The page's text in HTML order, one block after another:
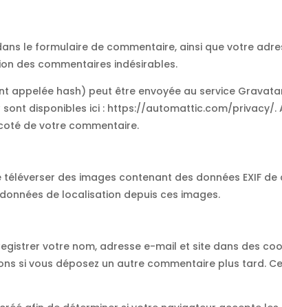
le formulaire de commentaire, ainsi que votre
des commentaires indésirables.
appelée hash) peut être envoyée au service
disponibles ici : https://automattic.com/privacy/.
de votre commentaire.
des images contenant des données EXIF
de localisation depuis ces images.
votre nom, adresse e-mail et site dans des
si vous déposez un autre commentaire plus tard.